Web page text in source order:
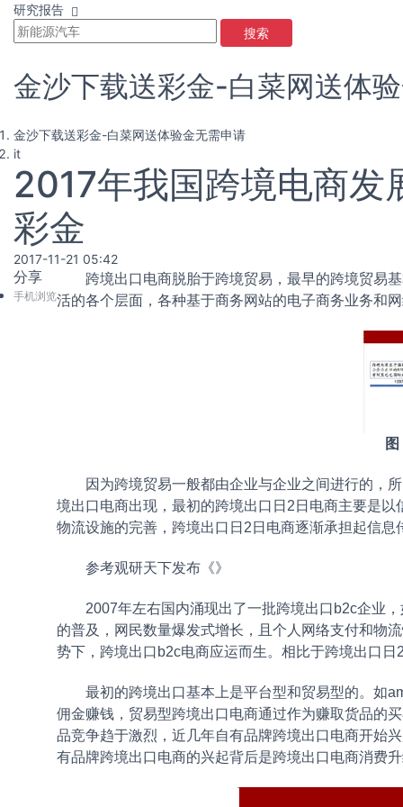
研究报告
搜索
金沙下载送彩金-白菜网送体
金沙下载送彩金-白菜网送体验金无需申请
it
2017年我国跨境电商
彩金
2017-11-21 05:42
分享
手机浏览
跨境出口电商脱胎于跨境贸易，最早的跨境贸易
活的各个层面，各种基于商务网站的电子商务业务和
因为跨境贸易一般都由企业与企业之间进行的，
境出口电商出现，最初的跨境出口日2日电商主要是
物流设施的完善，跨境出口日2日电商逐渐承担起信息
参考观研天下发布《》
2007年左右国内涌现出了一批跨境出口b2c企业
的普及，网民数量爆发式增长，且个人网络支付和物
势下，跨境出口b2c电商应运而生。相比于跨境出口
最初的跨境出口基本上是平台型和贸易型的。如
佣金赚钱，贸易型跨境出口电商通过作为赚取货品的
品竞争趋于激烈，近几年自有品牌跨境出口电商开始
有品牌跨境出口电商的兴起背后是跨境出口电商消费